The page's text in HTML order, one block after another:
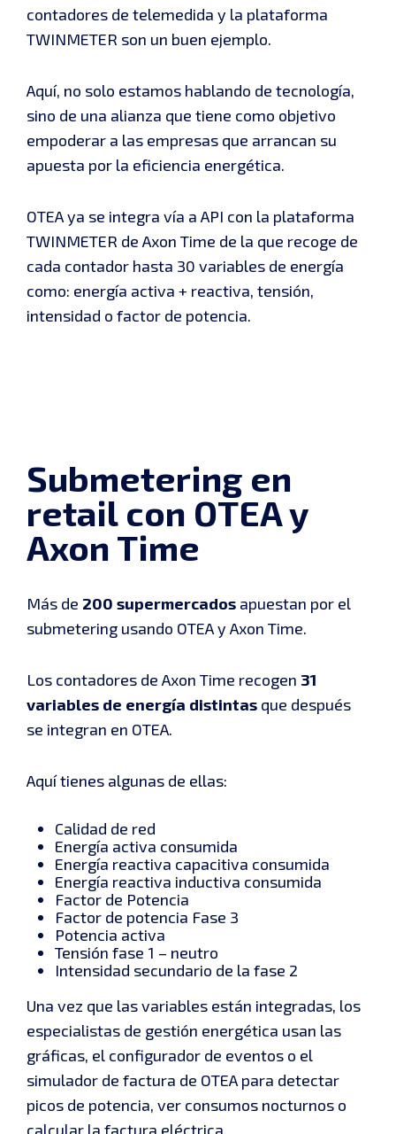
contadores de telemedida y la plataforma
TWINMETER son un buen ejemplo.
Aquí, no solo estamos hablando de tecnología,
sino de una alianza que tiene como objetivo
empoderar a las empresas que arrancan su
apuesta por la eficiencia energética.
OTEA ya se integra vía a API con la plataforma
TWINMETER de Axon Time de la que recoge de
cada contador hasta 30 variables de energía
como: energía activa + reactiva, tensión,
intensidad o factor de potencia.
Submetering en
retail con OTEA y
Axon Time
Más de 200 supermercados apuestan por el
submetering usando OTEA y Axon Time.
Los contadores de Axon Time recogen 31
variables de energía distintas que después
se integran en OTEA.
Aquí tienes algunas de ellas:
Calidad de red
Energía activa consumida
Energía reactiva capacitiva consumida
Energía reactiva inductiva consumida
Factor de Potencia
Factor de potencia Fase 3
Potencia activa
Tensión fase 1 – neutro
Intensidad secundario de la fase 2
Una vez que las variables están integradas, los
especialistas de gestión energética usan las
gráficas, el configurador de eventos o el
simulador de factura de OTEA para detectar
picos de potencia, ver consumos nocturnos o
calcular la factura eléctrica.